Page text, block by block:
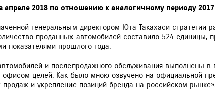
2018 по отношению к аналогичному периоду 2017
генеральным директором Юта Такахаси стратегии
проданных автомобилей составило 524
показателями прошлого года.
и послепродажного обслуживания выполнены
целей. Как было мною озвучено на официальной
продаж и укрепление позиций бренда на российском